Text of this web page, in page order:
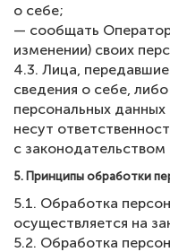
о себе;
— сообщать
изменении) своих
4.3. Лица,
сведения о себе,
персональных данных
несут
с
5. Принципы обработки
5.1. Обработка
осуществляется на
5.2. Обработка